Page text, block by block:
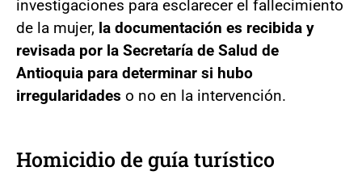
investigaciones para esclarecer el fallecimiento
de la mujer, la documentación es recibida y
revisada por la Secretaría de Salud de
Antioquia para determinar si hubo
irregularidades o no en la intervención.
Homicidio de guía turístico